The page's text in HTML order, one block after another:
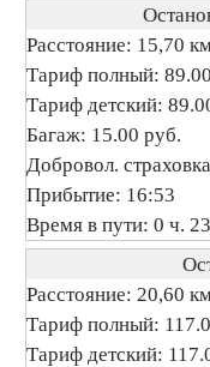
Расстояние: 15,70
Тариф полный:
Тариф детский:
Багаж: 15.00 руб.
Добровол.
Прибытие: 16:53
Время в пути: 0 ч.
Расстояние: 20,60
Тариф полный:
Тариф детский: